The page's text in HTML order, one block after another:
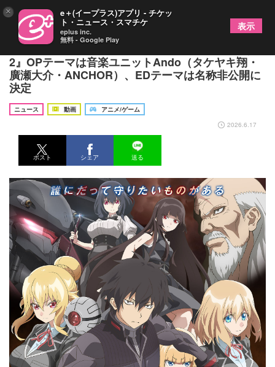
TVアニメ『乙女ゲー世界はモブに厳しい世界です
2』OPテーマは音楽ユニットAndo（タケヤキ翔・
廣瀬大介・ANCHOR）、EDテーマは名称非公開に
決定
ニュース 動画
アニメ/ゲーム
2026.6.17
ポスト シェア 送る
× e＋(イープラス)アプリ - チケッ
ト・ニュース・スマチケ
eplus inc.
無料 - Google Play
表示